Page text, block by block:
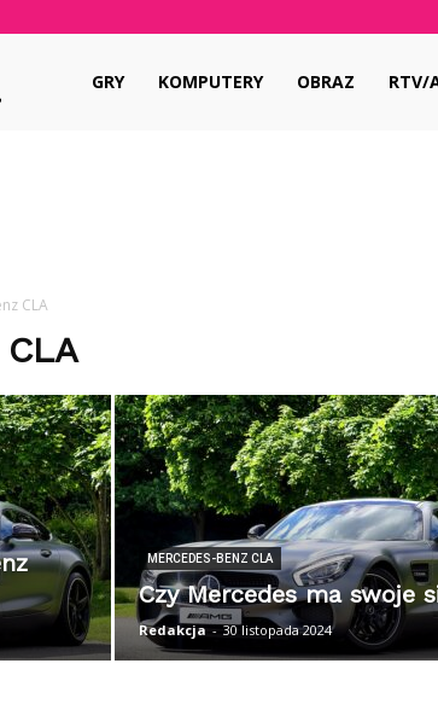
GRY KOMPUTERY OBRAZ RTV/
CLA
MERCEDES-BENZ CLA
Czy Mercedes ma swoje
Redakcja - 30 listopada 2024